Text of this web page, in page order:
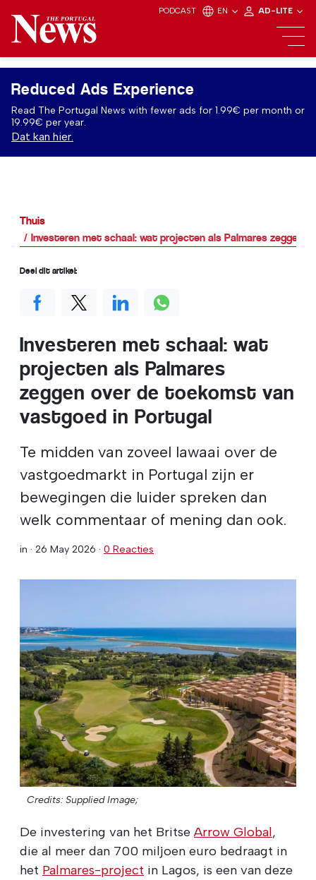
PODCAST EN AD-LITE
Reduced Ads Experience
Read The Portugal News with fewer ads for 1.99€ per month or
19.99€ per year.
Dat kan hier.
Thuis
Investeren met schaal: wat projecten als Palmares zeggen
Investeren met schaal: wat
projecten als Palmares
zeggen over de toekomst van
vastgoed in Portugal
Te midden van zoveel lawaai over de
vastgoedmarkt in Portugal zijn er
bewegingen die luider spreken dan
welk commentaar of mening dan ook.
in · 26 May 2026 · 0 Reacties
Credits: Supplied Image;
De investering van het BritseArrow Global,
die al meer dan 700 miljoen euro bedraagt in
het Palmares-project in Lagos, is een van deze
Deel dit artikel: